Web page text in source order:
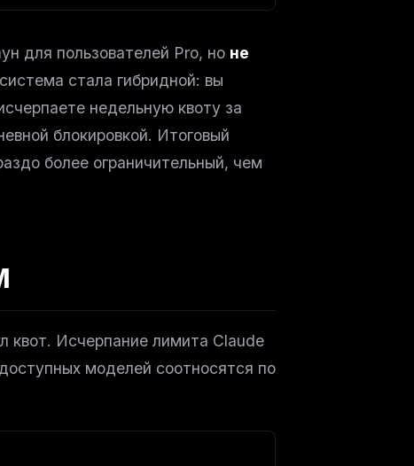
для пользователей Pro, но не
стала гибридной: вы
недельную квоту за
блокировкой. Итоговый
более ограничительный, чем
квот. Исчерпание лимита Claude
моделей соотносятся по